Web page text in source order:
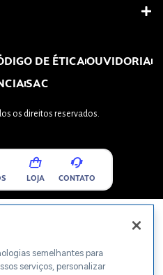
DE ÉTICAOUVIDORIA
SAC
os direitos reservados.
LOJA CONTATO
semelhantes para
serviços, personalizar